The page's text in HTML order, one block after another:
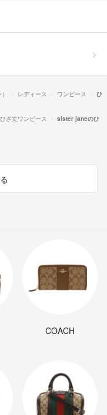
レディース ワンピース
ひ
ひざ丈ワンピース
sister janeのひ
COACH